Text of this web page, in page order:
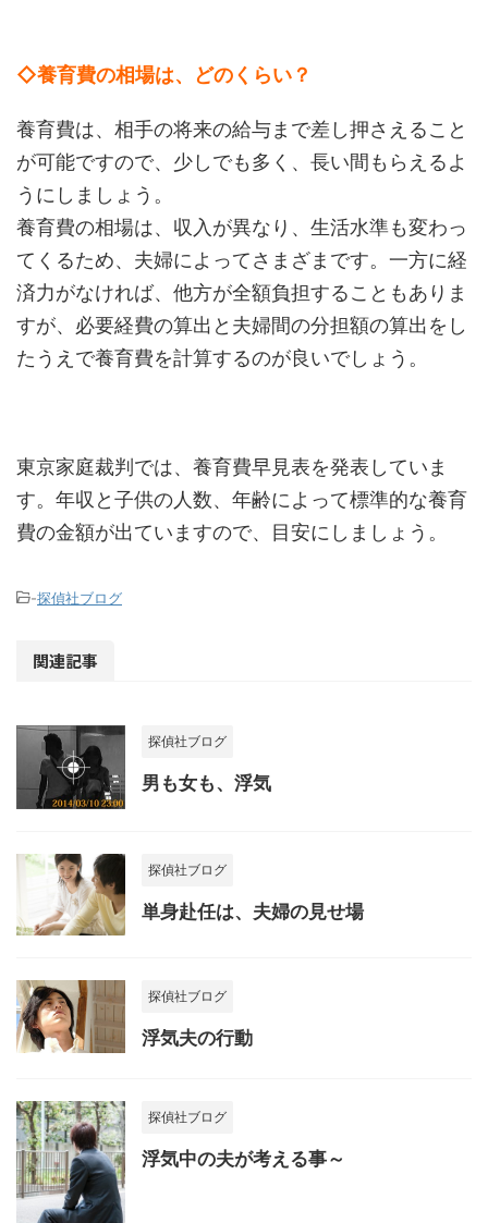
◇養育費の相場は、どのくらい？
養育費は、相手の将来の給与まで差し押さえること
が可能ですので、少しでも多く、長い間もらえるよ
うにしましょう。
養育費の相場は、収入が異なり、生活水準も変わっ
てくるため、夫婦によってさまざまです。一方に経
済力がなければ、他方が全額負担することもありま
すが、必要経費の算出と夫婦間の分担額の算出をし
たうえで養育費を計算するのが良いでしょう。
東京家庭裁判では、養育費早見表を発表していま
す。年収と子供の人数、年齢によって標準的な養育
費の金額が出ていますので、目安にしましょう。
-探偵社ブログ
関連記事
探偵社ブログ
男も女も、浮気
探偵社ブログ
単身赴任は、夫婦の見せ場
探偵社ブログ
浮気夫の行動
探偵社ブログ
浮気中の夫が考える事～